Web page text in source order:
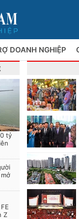
DOANH NGHIỆP
tỷ
Z